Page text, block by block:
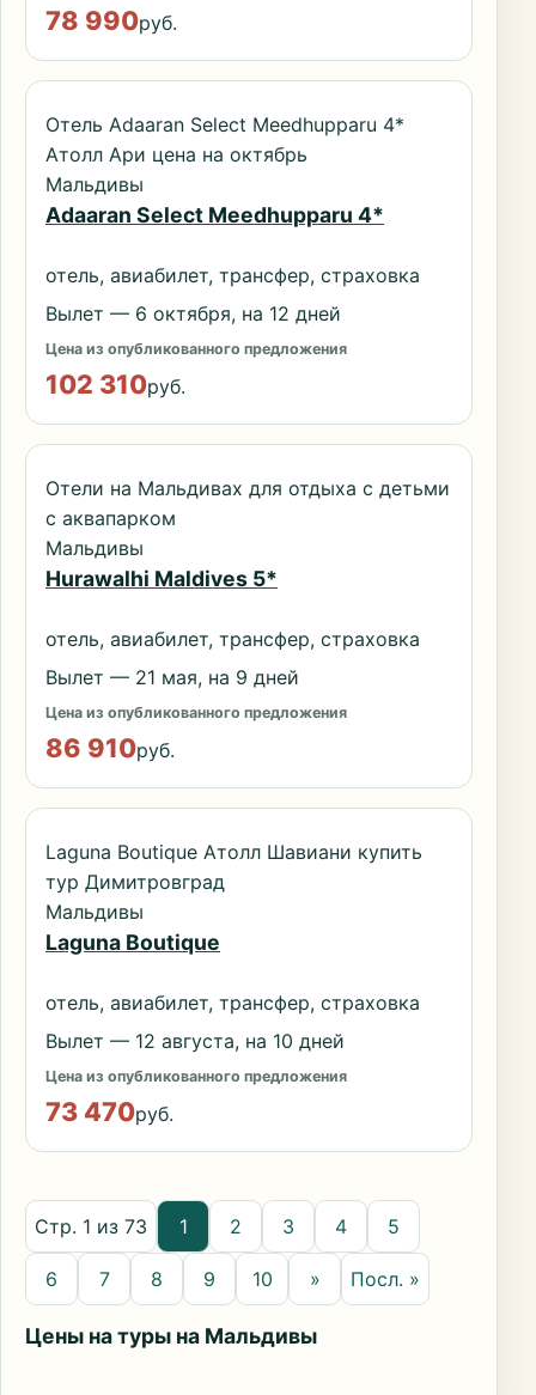
78 990руб.
Отель Adaaran Select Meedhupparu 4*
Атолл Ари цена на октябрь
Мальдивы
Adaaran Select Meedhupparu 4*
отель, авиабилет, трансфер, страховка
Вылет — 6 октября, на 12 дней
Цена из опубликованного предложения
102 310руб.
Отели на Мальдивах для отдыха с детьми
с аквапарком
Мальдивы
Hurawalhi Maldives 5*
отель, авиабилет, трансфер, страховка
Вылет — 21 мая, на 9 дней
Цена из опубликованного предложения
86 910руб.
Laguna Boutique Атолл Шавиани купить
тур Димитровград
Мальдивы
Laguna Boutique
отель, авиабилет, трансфер, страховка
Вылет — 12 августа, на 10 дней
Цена из опубликованного предложения
73 470руб.
Стр. 1 из 73 1 2 3 4 5
6 7 8 9 10 » Посл. »
Цены на туры на Мальдивы